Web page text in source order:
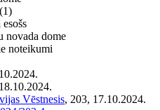
(1)
esošs
novada dome
noteikumi
18.10.2024.
Vēstnesis, 203, 17.10.2024.